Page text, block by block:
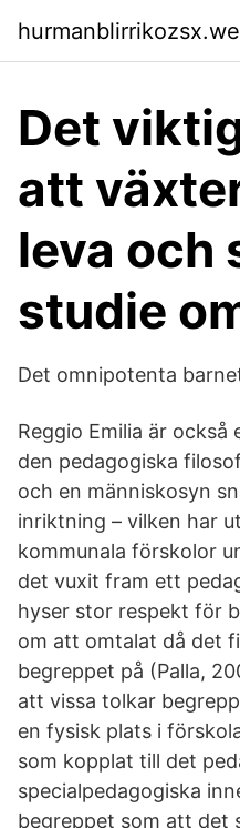
Det
att
leva och
studie
Det omnipotenta
Reggio Emilia är
den pedagogiska
och en människosyn
inriktning – vilken har
kommunala förskolor
det vuxit fram ett
hyser stor respekt för
om att omtalat då det
begreppet på (Palla,
att vissa tolkar
en fysisk plats i
som kopplat till det
specialpedagogiska
begreppet som att det